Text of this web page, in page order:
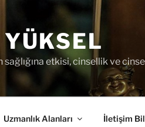
etkisi, cinsellik ve
Uzmanlık Alanları İletişim